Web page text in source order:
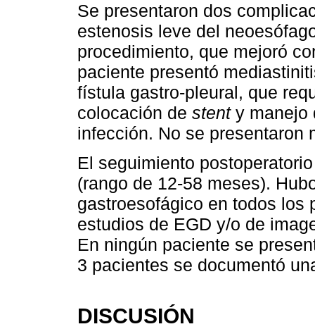
Se presentaron dos
estenosis leve del
procedimiento, que mejoró
paciente presentó
fístula gastro-pleural, que
colocación de stenty manejo
infección. No se presentaron
El seguimiento
(rango de 12-58 meses).
gastroesofágico en todos los
estudios de EGD y/o de
En ningún paciente se
3 pacientes se documentó
DISCUSIÓN